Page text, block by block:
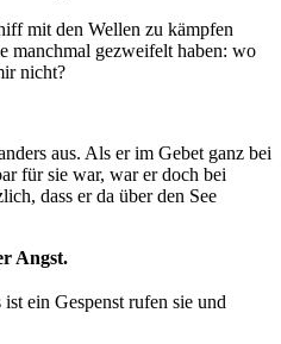
mit den Wellen zu kämpfen
manchmal gezweifelt haben: wo
nicht?
aus. Als er im Gebet ganz bei
für sie war, war er doch bei
dass er da über den See
Angst.
ein Gespenst rufen sie und